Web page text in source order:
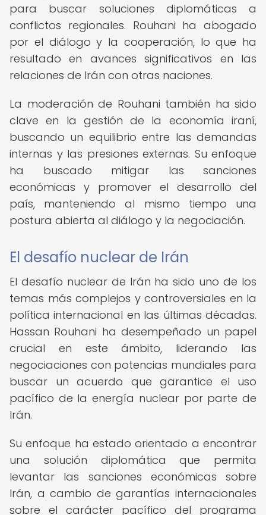
para buscar soluciones diplomáticas a
conflictos regionales. Rouhani ha abogado
por el diálogo y la cooperación, lo que ha
resultado en avances significativos en las
relaciones de Irán con otras naciones.
La moderación de Rouhani también ha sido
clave en la gestión de la economía iraní,
buscando un equilibrio entre las demandas
internas y las presiones externas. Su enfoque
ha buscado mitigar las sanciones
económicas y promover el desarrollo del
país, manteniendo al mismo tiempo una
postura abierta al diálogo y la negociación.
El desafío nuclear de Irán
El desafío nuclear de Irán ha sido uno de los
temas más complejos y controversiales en la
política internacional en las últimas décadas.
Hassan Rouhani ha desempeñado un papel
crucial en este ámbito, liderando las
negociaciones con potencias mundiales para
buscar un acuerdo que garantice el uso
pacífico de la energía nuclear por parte de
Irán.
Su enfoque ha estado orientado a encontrar
una solución diplomática que permita
levantar las sanciones económicas sobre
Irán, a cambio de garantías internacionales
sobre el carácter pacífico del programa